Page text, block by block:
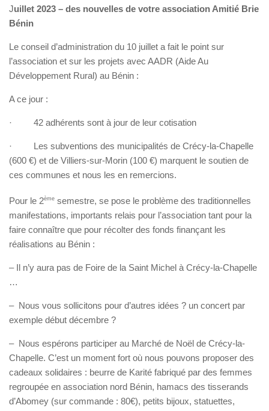
Juillet 2023 – des nouvelles de votre association Amitié Brie
Bénin
Le conseil d’administration du 10 juillet a fait le point sur
l’association et sur les projets avec AADR (Aide Au
Développement Rural) au Bénin :
A ce jour :
· 42 adhérents sont à jour de leur cotisation
· Les subventions des municipalités de Crécy-la-Chapelle
(600 €) et de Villiers-sur-Morin (100 €) marquent le soutien de
ces communes et nous les en remercions.
Pour le 2ème semestre, se pose le problème des traditionnelles
manifestations, importants relais pour l’association tant pour la
faire connaître que pour récolter des fonds finançant les
réalisations au Bénin :
– Il n’y aura pas de Foire de la Saint Michel à Crécy-la-Chapelle
…
– Nous vous sollicitons pour d’autres idées ? un concert par
exemple début décembre ?
– Nous espérons participer au Marché de Noël de Crécy-la-
Chapelle. C’est un moment fort où nous pouvons proposer des
cadeaux solidaires : beurre de Karité fabriqué par des femmes
regroupée en association nord Bénin, hamacs des tisserands
d’Abomey (sur commande : 80€), petits bijoux, statuettes,